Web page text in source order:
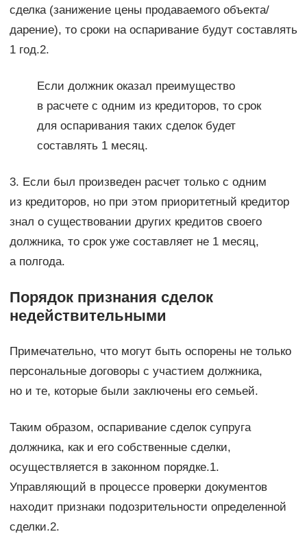
сделка (занижение цены продаваемого объекта/
дарение), то сроки на оспаривание будут составлять
1 год.2.
Если должник оказал преимущество
в расчете с одним из кредиторов, то срок
для оспаривания таких сделок будет
составлять 1 месяц.
3. Если был произведен расчет только с одним
из кредиторов, но при этом приоритетный кредитор
знал о существовании других кредитов своего
должника, то срок уже составляет не 1 месяц,
а полгода.
Порядок признания сделок
недействительными
Примечательно, что могут быть оспорены не только
персональные договоры с участием должника,
но и те, которые были заключены его семьей.
Таким образом, оспаривание сделок супруга
должника, как и его собственные сделки,
осуществляется в законном порядке.1.
Управляющий в процессе проверки документов
находит признаки подозрительности определенной
сделки.2.